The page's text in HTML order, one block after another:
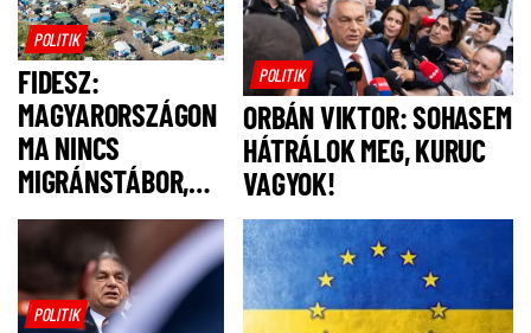
POLITIK
FIDESZ:
MAGYARORSZÁGON
MA NINCS
MIGRÁNSTÁBOR,
FELSZÓLÍTJUK
MAGYAR PÉTERT,
HOGY NE IS
LEGYEN!
POLITIK
ORBÁN VIKTOR: SOHASEM
HÁTRÁLOK MEG, KURUC
VAGYOK!
POLITIK